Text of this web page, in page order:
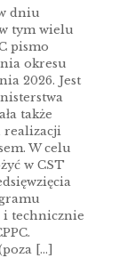
dniu
tym wielu
pismo
okresu
2026. Jest
także
realizacji
W celu
w CST
i technicznie
[…]